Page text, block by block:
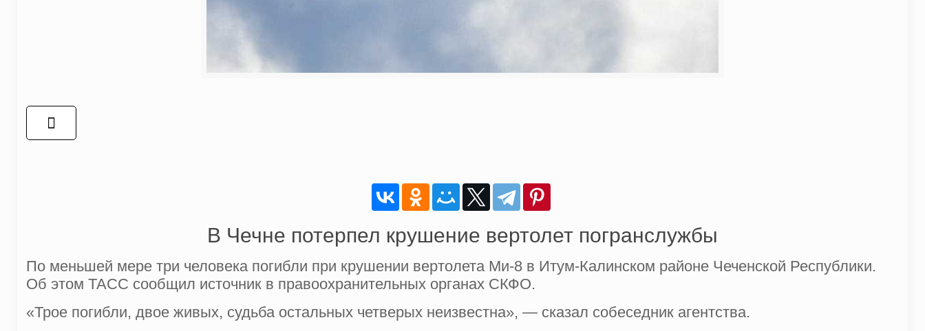
В Чечне потерпел крушение вертолет погранслужбы
По меньшей мере три человека погибли при крушении вертолета Ми-8 в Итум-Калинском районе Чеченской Республики.
Об этом ТАСС сообщил источник в правоохранительных органах СКФО.
«Трое погибли, двое живых, судьба остальных четверых неизвестна», — сказал собеседник агентства.